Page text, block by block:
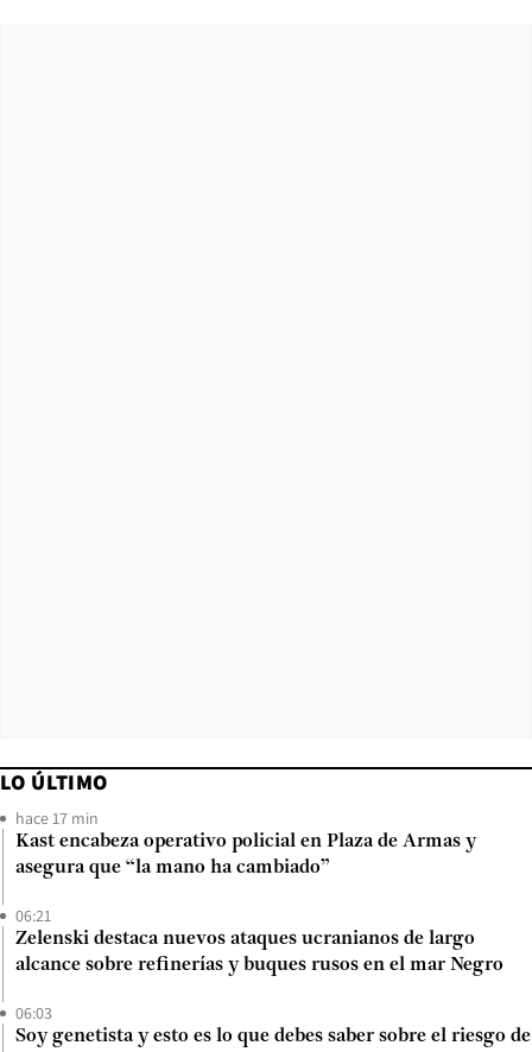
LO ÚLTIMO
hace 17 min
Kast encabeza operativo policial en Plaza de Armas y
asegura que “la mano ha cambiado”
06:21
Zelenski destaca nuevos ataques ucranianos de largo
alcance sobre refinerías y buques rusos en el mar Negro
06:03
Soy genetista y esto es lo que debes saber sobre el riesgo de